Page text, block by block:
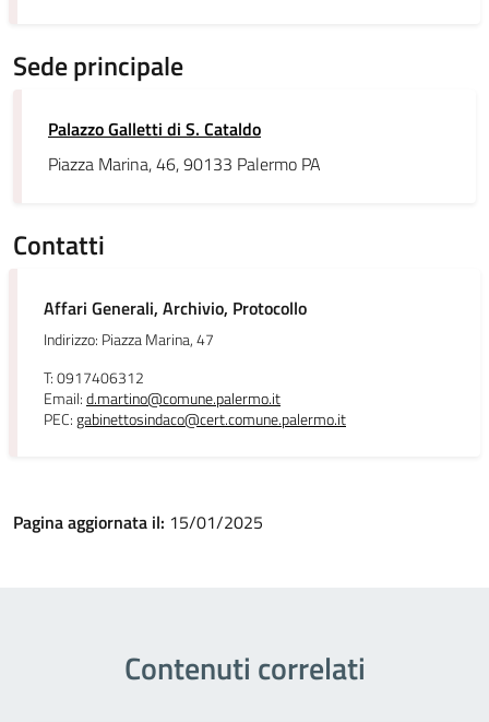
Sede principale
Palazzo Galletti di S. Cataldo
Piazza Marina, 46, 90133 Palermo PA
Contatti
Affari Generali, Archivio, Protocollo
Indirizzo: Piazza Marina, 47
T: 0917406312
Email:d.martino@comune.palermo.it
PEC:gabinettosindaco@cert.comune.palermo.it
Pagina aggiornata il: 15/01/2025
Contenuti correlati